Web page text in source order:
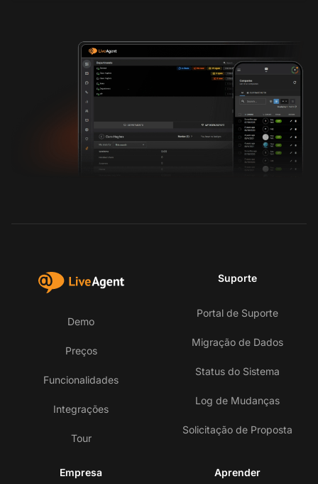
Demo
Preços
Funcionalidades
Integrações
Tour
Suporte
Portal de Suporte
Migração de Dados
Status do Sistema
Log de Mudanças
Solicitação de Proposta
Empresa Aprender